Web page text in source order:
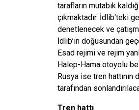
tarafların mutabık
çıkmaktadır. İdlib‘teki
denetlenecek ve
İdlib’in doğusundan
Esad rejimi ve rejim
Halep-Hama otoyolu
Rusya ise tren hattının
tarafından
Tren hattı